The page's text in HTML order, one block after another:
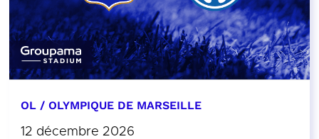
OL / OLYMPIQUE DE MARSEILLE
12 décembre 2026